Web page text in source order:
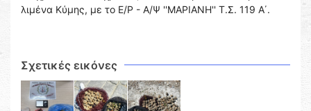
λιμένα Κύμης, με το Ε/Ρ - Α/Ψ ''ΜΑΡΙΑΝΗ'' Τ.Σ. 119 Α΄.
Σχετικές εικόνες